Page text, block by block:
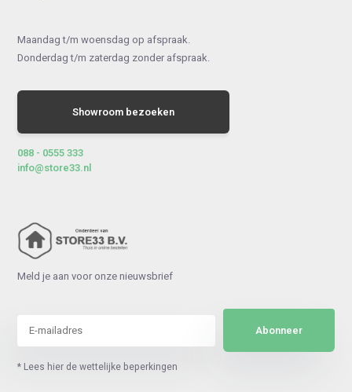
Maandag t/m woensdag op afspraak.
Donderdag t/m zaterdag zonder afspraak.
Showroom bezoeken
088 - 0555 333
info@store33.nl
Meld je aan voor onze nieuwsbrief
Abonneer
* Lees hier de wettelijke beperkingen